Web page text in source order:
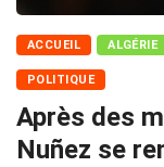
ACCUEIL ALGÉRIE
POLITIQUE
Après des
Nuñez se